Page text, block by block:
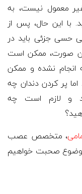
معمول نیست، به
با این حال، پس از
حسی جزئی باید در
صورت، ممکن است
انجام نشده و ممکن
پر کردن دندان چه
و لازم است چه
، متخصص عصب
صحبت خواهیم